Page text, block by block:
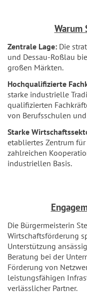
Warum
Zentrale Lage: Die
und Dessau-Roßlau
großen Märkten.
Hochqualifizierte
starke industrielle
qualifizierten
von Berufsschulen
Starke
etabliertes Zentrum
zahlreichen
industriellen Basis.
Die Bürgermeisterin
Wirtschaftsförderung
Unterstützung
Beratung bei der
Förderung von
leistungsfähigen
verlässlicher Partner.